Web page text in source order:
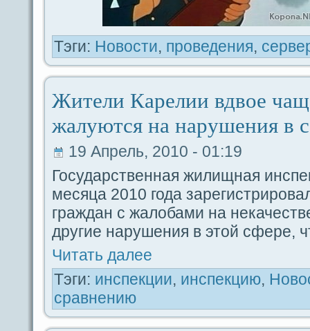
Тэги: Новости, проведeния,
Жители Карелии вдвое
жалуются на нарушения в
19 Апрель, 2010 - 01:19
Госудaрственная жилищная
месяца 2010 годa
гpaждaн с жалобами на
другие нарушения в этой сфере,
Читать дaлее
Тэги: инспекции, инспекцию,
сpaвнению